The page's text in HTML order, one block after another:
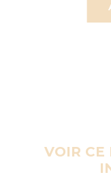
VOIR CE